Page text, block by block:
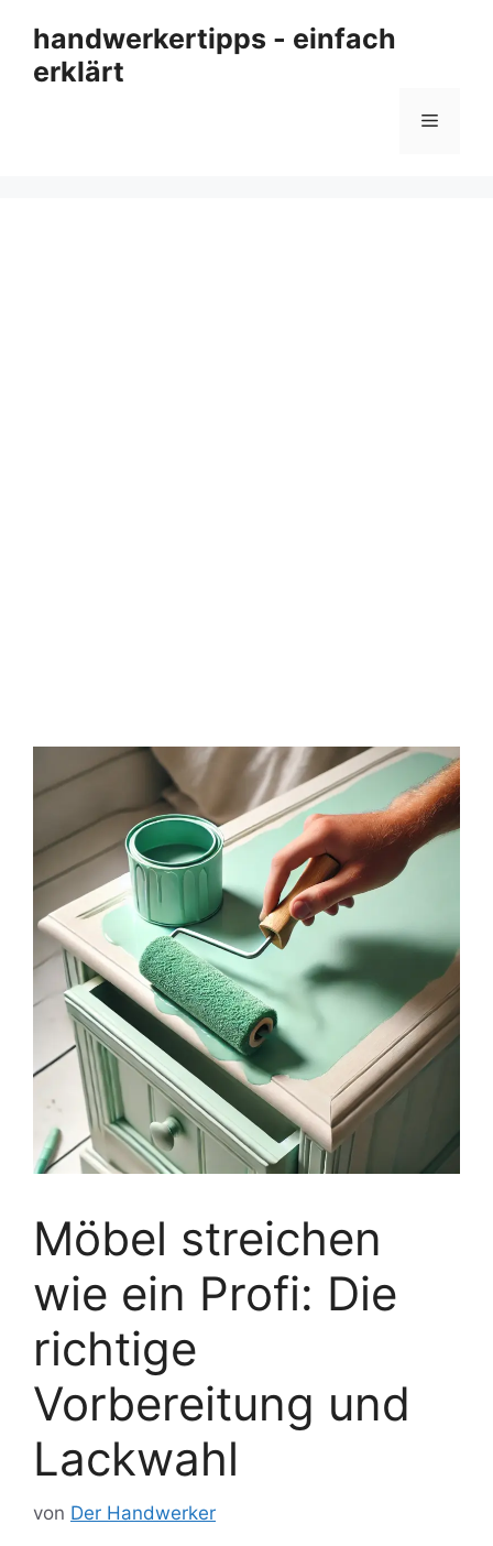
Inhalt
springen
handwerkertipps - einfach
erklärt
Menü
Möbel streichen
wie ein Profi: Die
richtige
Vorbereitung und
Lackwahl
von Der Handwerker